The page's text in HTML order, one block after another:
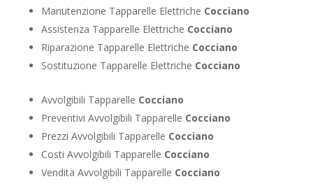
Manutenzione Tapparelle Elettriche Cocciano
Assistenza Tapparelle Elettriche Cocciano
Riparazione Tapparelle Elettriche Cocciano
Sostituzione Tapparelle Elettriche Cocciano
Avvolgibili Tapparelle Cocciano
Preventivi Avvolgibili Tapparelle Cocciano
Prezzi Avvolgibili Tapparelle Cocciano
Costi Avvolgibili Tapparelle Cocciano
Vendita Avvolgibili Tapparelle Cocciano